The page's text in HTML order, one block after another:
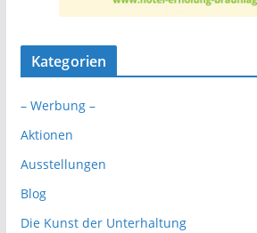
Kategorien
– Werbung –
Aktionen
Ausstellungen
Blog
Die Kunst der Unterhaltung